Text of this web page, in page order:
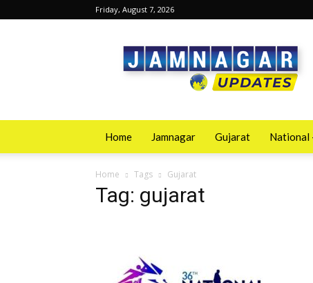
Friday, August 7, 2026
Jamnagarupdates
Home Jamnagar Gujarat National
Home Tags Gujarat
Tag: gujarat